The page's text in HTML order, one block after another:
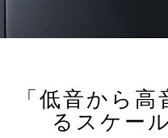
「低音から
るスケー